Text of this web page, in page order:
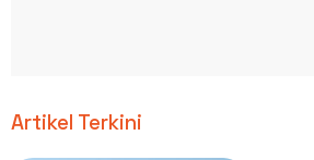
Artikel Terkini